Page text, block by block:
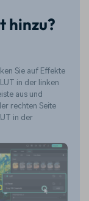
hinzu?
Sie auf Effekte
in der linken
aus und
rechten Seite
in der